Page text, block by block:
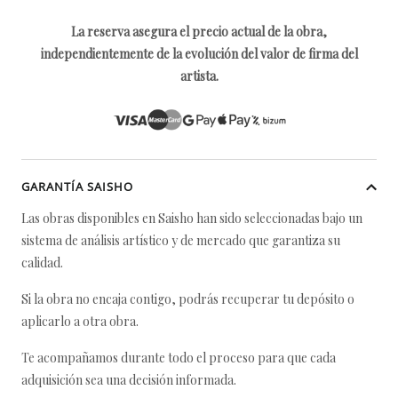
La reserva asegura el precio actual de la obra,
independientemente de la evolución del valor de firma del
artista.
GARANTÍA SAISHO
Las obras disponibles en Saisho han sido seleccionadas bajo un
sistema de análisis artístico y de mercado que garantiza su
calidad.
Si la obra no encaja contigo, podrás recuperar tu depósito o
aplicarlo a otra obra.
Te acompañamos durante todo el proceso para que cada
adquisición sea una decisión informada.